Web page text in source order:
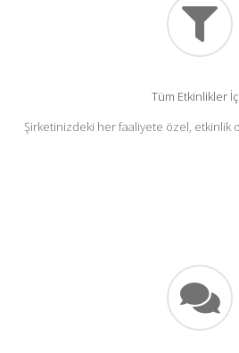
Tüm Etkinlikler
Şirketinizdeki her faaliyete özel, etkinlik